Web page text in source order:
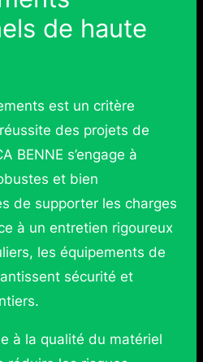
de haute
est un critère
des projets de
BENNE s’engage à
et bien
de supporter les charges
à un entretien rigoureux
les équipements de
sécurité et
à la qualité du matériel